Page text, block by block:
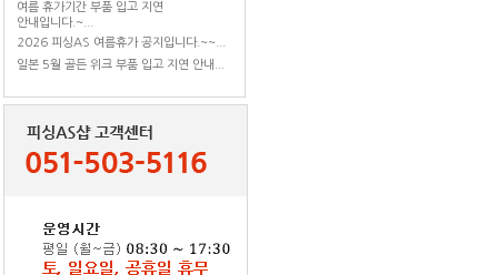
여름 휴가기간 부품 입고 지연
안내입니다.~...
2026 피싱AS 여름휴가 공지입니다.~~...
일본 5월 골든 위크 부품 입고 지연 안내...